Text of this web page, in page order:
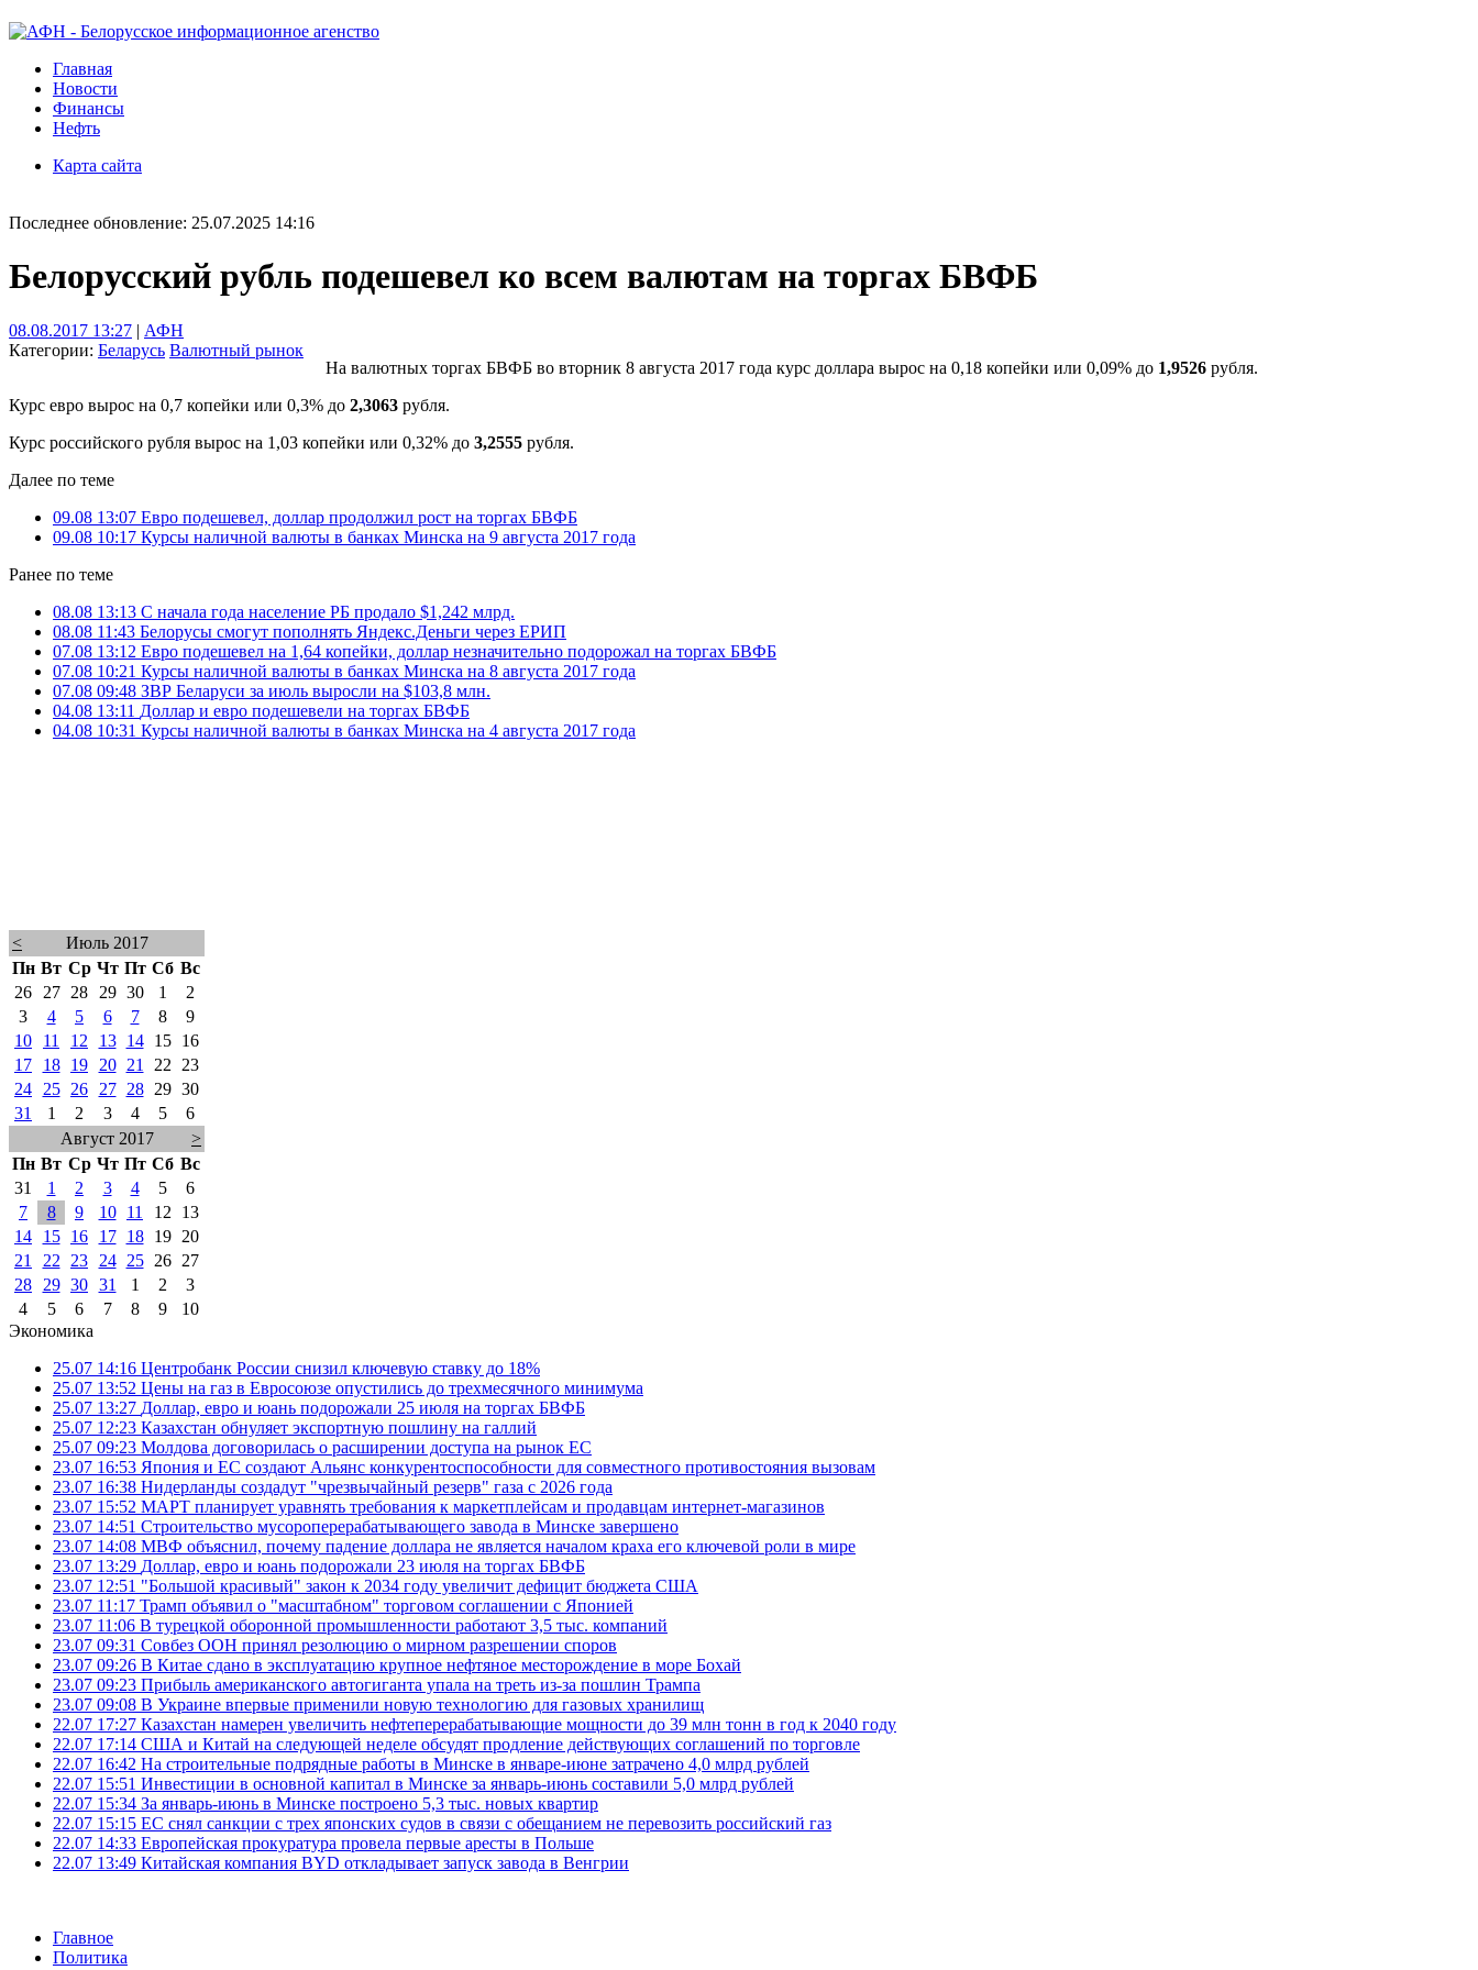
Главная
Новости
Финансы
Нефть
Карта сайта
Последнее обновление: 25.07.2025 14:16
Белорусский рубль подешевел ко всем валютам на торгах БВФБ
08.08.2017 13:27 | АФН
Категории: Беларусь Валютный рынок
На валютных торгах БВФБ во вторник 8 августа 2017 года курс доллара вырос на 0,18 копейки или 0,09% до 1,9526 рубля.
Курс евро вырос на 0,7 копейки или 0,3% до 2,3063 рубля.
Курс российского рубля вырос на 1,03 копейки или 0,32% до 3,2555 рубля.
Далее по теме
09.08 13:07 Евро подешевел, доллар продолжил рост на торгах БВФБ
09.08 10:17 Курсы наличной валюты в банках Минска на 9 августа 2017 года
Ранее по теме
08.08 13:13 С начала года население РБ продало $1,242 млрд.
08.08 11:43 Белорусы смогут пополнять Яндекс.Деньги через ЕРИП
07.08 13:12 Евро подешевел на 1,64 копейки, доллар незначительно подорожал на торгах БВФБ
07.08 10:21 Курсы наличной валюты в банках Минска на 8 августа 2017 года
07.08 09:48 ЗВР Беларуси за июль выросли на $103,8 млн.
04.08 13:11 Доллар и евро подешевели на торгах БВФБ
04.08 10:31 Курсы наличной валюты в банках Минска на 4 августа 2017 года
<
Июль 2017
Пн Вт Ср Чт Пт Сб Вс
26
27 28 29 30 1
2
3
4 5 6 7 8
9
10
11 12 13 14 15
16
17
18 19 20 21 22
23
24
25 26 27 28 29 30
31
1 2 3 4 5
6
Август 2017
>
Пн Вт Ср Чт Пт Сб Вс
31
1 2 3 4 5
6
7
8 9 10 11 12
13
14
15 16 17 18 19
20
21
22 23 24 25 26
27
28
29 30 31 1 2
3
4
5 6 7 8 9
10
Экономика
25.07 14:16 Центробанк России снизил ключевую ставку до 18%
25.07 13:52 Цены на газ в Евросоюзе опустились до трехмесячного минимума
25.07 13:27 Доллар, евро и юань подорожали 25 июля на торгах БВФБ
25.07 12:23 Казахстан обнуляет экспортную пошлину на галлий
25.07 09:23 Молдова договорилась о расширении доступа на рынок ЕС
23.07 16:53 Япония и ЕС создают Альянс конкурентоспособности для совместного противостояния вызовам
23.07 16:38 Нидерланды создадут "чрезвычайный резерв" газа с 2026 года
23.07 15:52 МАРТ планирует уравнять требования к маркетплейсам и продавцам интернет-магазинов
23.07 14:51 Строительство мусороперерабатывающего завода в Минске завершено
23.07 14:08 МВФ объяснил, почему падение доллара не является началом краха его ключевой роли в мире
23.07 13:29 Доллар, евро и юань подорожали 23 июля на торгах БВФБ
23.07 12:51 "Большой красивый" закон к 2034 году увеличит дефицит бюджета США
23.07 11:17 Трамп объявил о "масштабном" торговом соглашении с Японией
23.07 11:06 В турецкой оборонной промышленности работают 3,5 тыс. компаний
23.07 09:31 Совбез ООН принял резолюцию о мирном разрешении споров
23.07 09:26 В Китае сдано в эксплуатацию крупное нефтяное месторождение в море Бохай
23.07 09:23 Прибыль американского автогиганта упала на треть из-за пошлин Трампа
23.07 09:08 В Украине впервые применили новую технологию для газовых хранилищ
22.07 17:27 Казахстан намерен увеличить нефтеперерабатывающие мощности до 39 млн тонн в год к 2040 году
22.07 17:14 США и Китай на следующей неделе обсудят продление действующих соглашений по торговле
22.07 16:42 На строительные подрядные работы в Минске в январе-июне затрачено 4,0 млрд рублей
22.07 15:51 Инвестиции в основной капитал в Минске за январь-июнь составили 5,0 млрд рублей
22.07 15:34 За январь-июнь в Минске построено 5,3 тыс. новых квартир
22.07 15:15 ЕС снял санкции с трех японских судов в связи с обещанием не перевозить российский газ
22.07 14:33 Европейская прокуратура провела первые аресты в Польше
22.07 13:49 Китайская компания BYD откладывает запуск завода в Венгрии
Главное
Политика